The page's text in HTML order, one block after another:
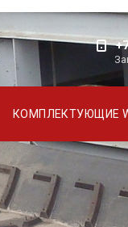
КОМПЛЕКТУЮЩИЕ